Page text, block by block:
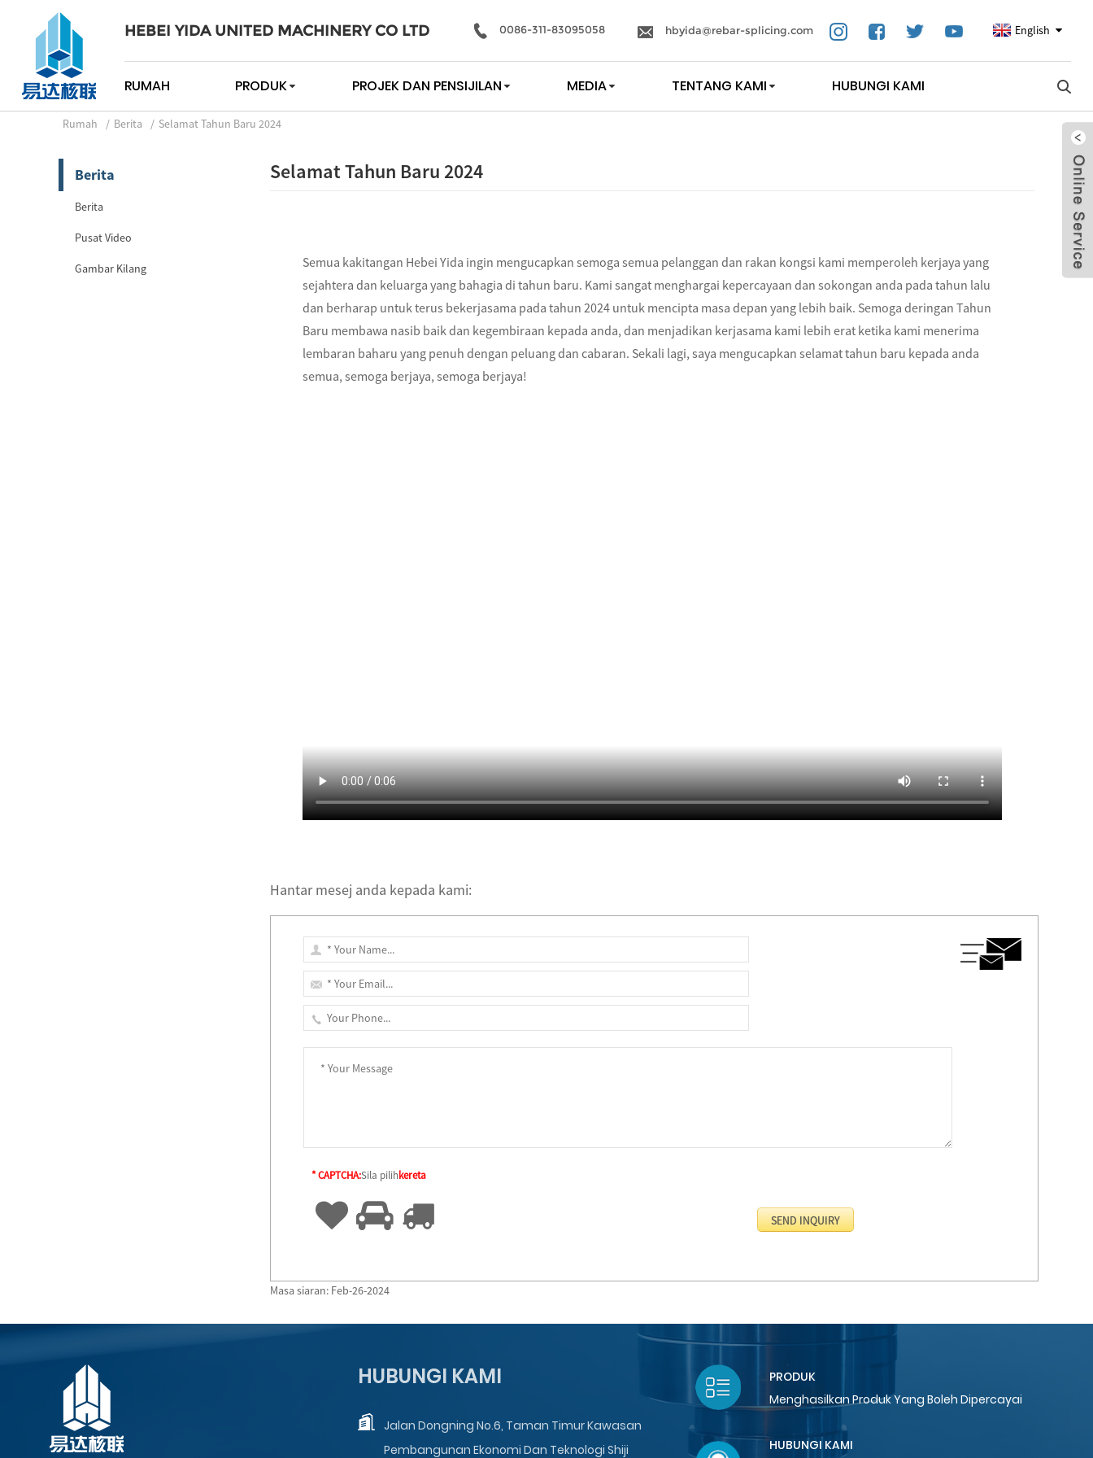
HEBEI YIDA UNITED MACHINERY CO LTD 0086-311-83095058 hbyida@rebar-splicing.com English
RUMAH PRODUK PROJEK DAN PENSIJILAN MEDIA TENTANG KAMI HUBUNGI KAMI
Rumah Berita Selamat Tahun Baru 2024
Berita
Berita
Pusat Video
Gambar Kilang
Selamat Tahun Baru 2024
Semua kakitangan Hebei Yida ingin mengucapkan semoga semua pelanggan dan rakan kongsi kami memperoleh kerjaya yang
sejahtera dan keluarga yang bahagia di tahun baru. Kami sangat menghargai kepercayaan dan sokongan anda pada tahun lalu
dan berharap untuk terus bekerjasama pada tahun 2024 untuk mencipta masa depan yang lebih baik. Semoga deringan Tahun
Baru membawa nasib baik dan kegembiraan kepada anda, dan menjadikan kerjasama kami lebih erat ketika kami menerima
lembaran baharu yang penuh dengan peluang dan cabaran. Sekali lagi, saya mengucapkan selamat tahun baru kepada anda
semua, semoga berjaya, semoga berjaya!
Hantar mesej anda kepada kami:
* CAPTCHA:Sila pilihkereta
Masa siaran: Feb-26-2024
HUBUNGI KAMI
Jalan Dongning No.6, Taman Timur Kawasan
Pembangunan Ekonomi Dan Teknologi Shiji
PRODUK
Menghasilkan Produk Yang Boleh Dipercayai
HUBUNGI KAMI